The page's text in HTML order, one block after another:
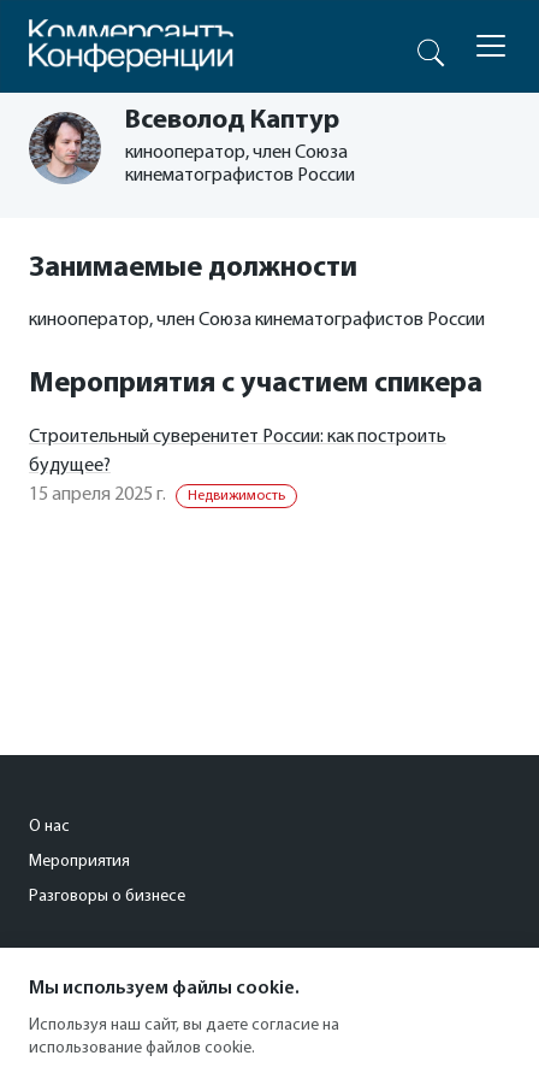
Всеволод Каптур
кинооператор, член Союза
кинематографистов России
Занимаемые должности
кинооператор, член Союза кинематографистов России
Мероприятия с участием спикера
Строительный суверенитет России: как построить
будущее?
15 апреля 2025 г.
Недвижимость
О нас
Мероприятия
Разговоры о бизнесе
+7 (495) 797-69-70
Мы используем файлы cookie.
Используя наш сайт, вы даете согласие на
использование файлов cookie.